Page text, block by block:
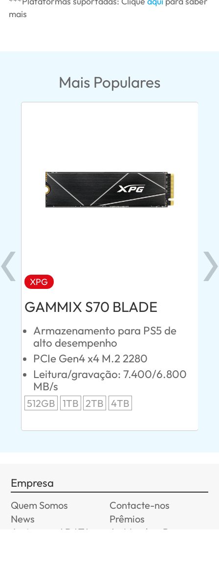
mais
Mais Populares
XPG
GAMMIX S70 BLADE
Armazenamento para PS5 de
alto desempenho
PCIe Gen4 x4 M.2 2280
Leitura/gravação: 7.400/6.800
MB/s
512GB 1TB 2TB 4TB
Empresa
Quem Somos
Contacte-nos
News
Prêmios
Junte-se a ADATA
A+ Member Program